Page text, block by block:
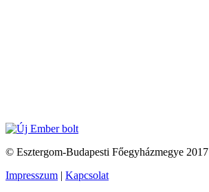
© Esztergom-Budapesti Főegyházmegye 2017
Impresszum
Kapcsolat